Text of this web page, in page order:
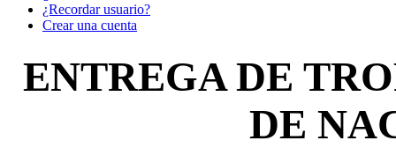
¿Recordar usuario?
Crear una cuenta
ENTREGA DE
DE